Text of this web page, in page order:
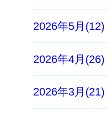
2026年5月(12)
2026年4月(26)
2026年3月(21)